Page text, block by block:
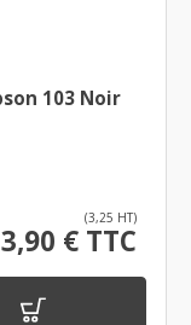
Cartouche d'encre compatible Epson 103 Noir
(3,25 HT)
3,90 € TTC